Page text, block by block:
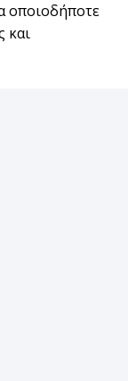
οποιοδήποτε
και